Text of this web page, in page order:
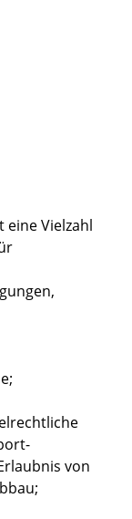
eine Vielzahl
von